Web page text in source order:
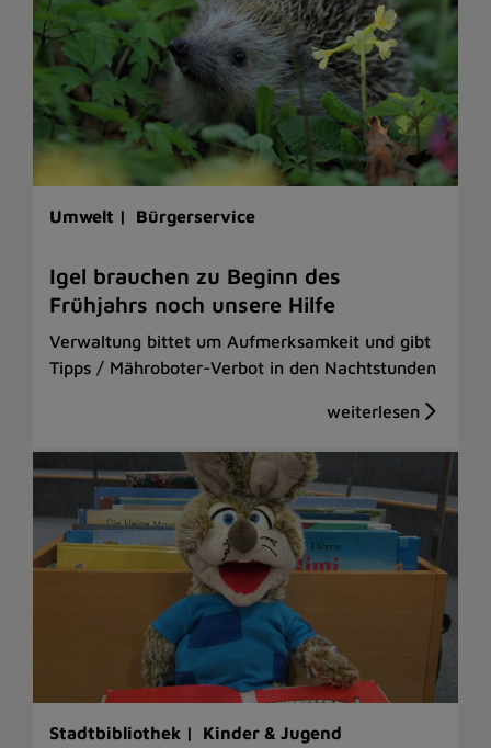
Umwelt | Bürgerservice
Igel brauchen zu Beginn des
Frühjahrs noch unsere Hilfe
Verwaltung bittet um Aufmerksamkeit und gibt
Tipps / Mähroboter-Verbot in den Nachtstunden
Stadtbibliothek | Kinder & Jugend